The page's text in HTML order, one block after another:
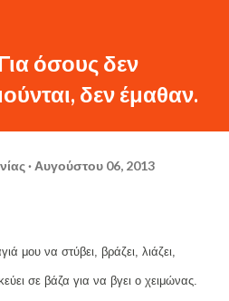
όσους δεν
δεν έμαθαν.
Αυγούστου 06, 2013
μου να στύβει, βράζει, λιάζει,
σε βάζα για να βγει ο χειμώνας.